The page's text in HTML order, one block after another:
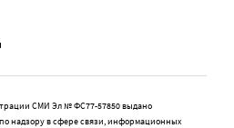
СМИ Эл № ФС77-57850 выдано
надзору в сфере связи, информационных